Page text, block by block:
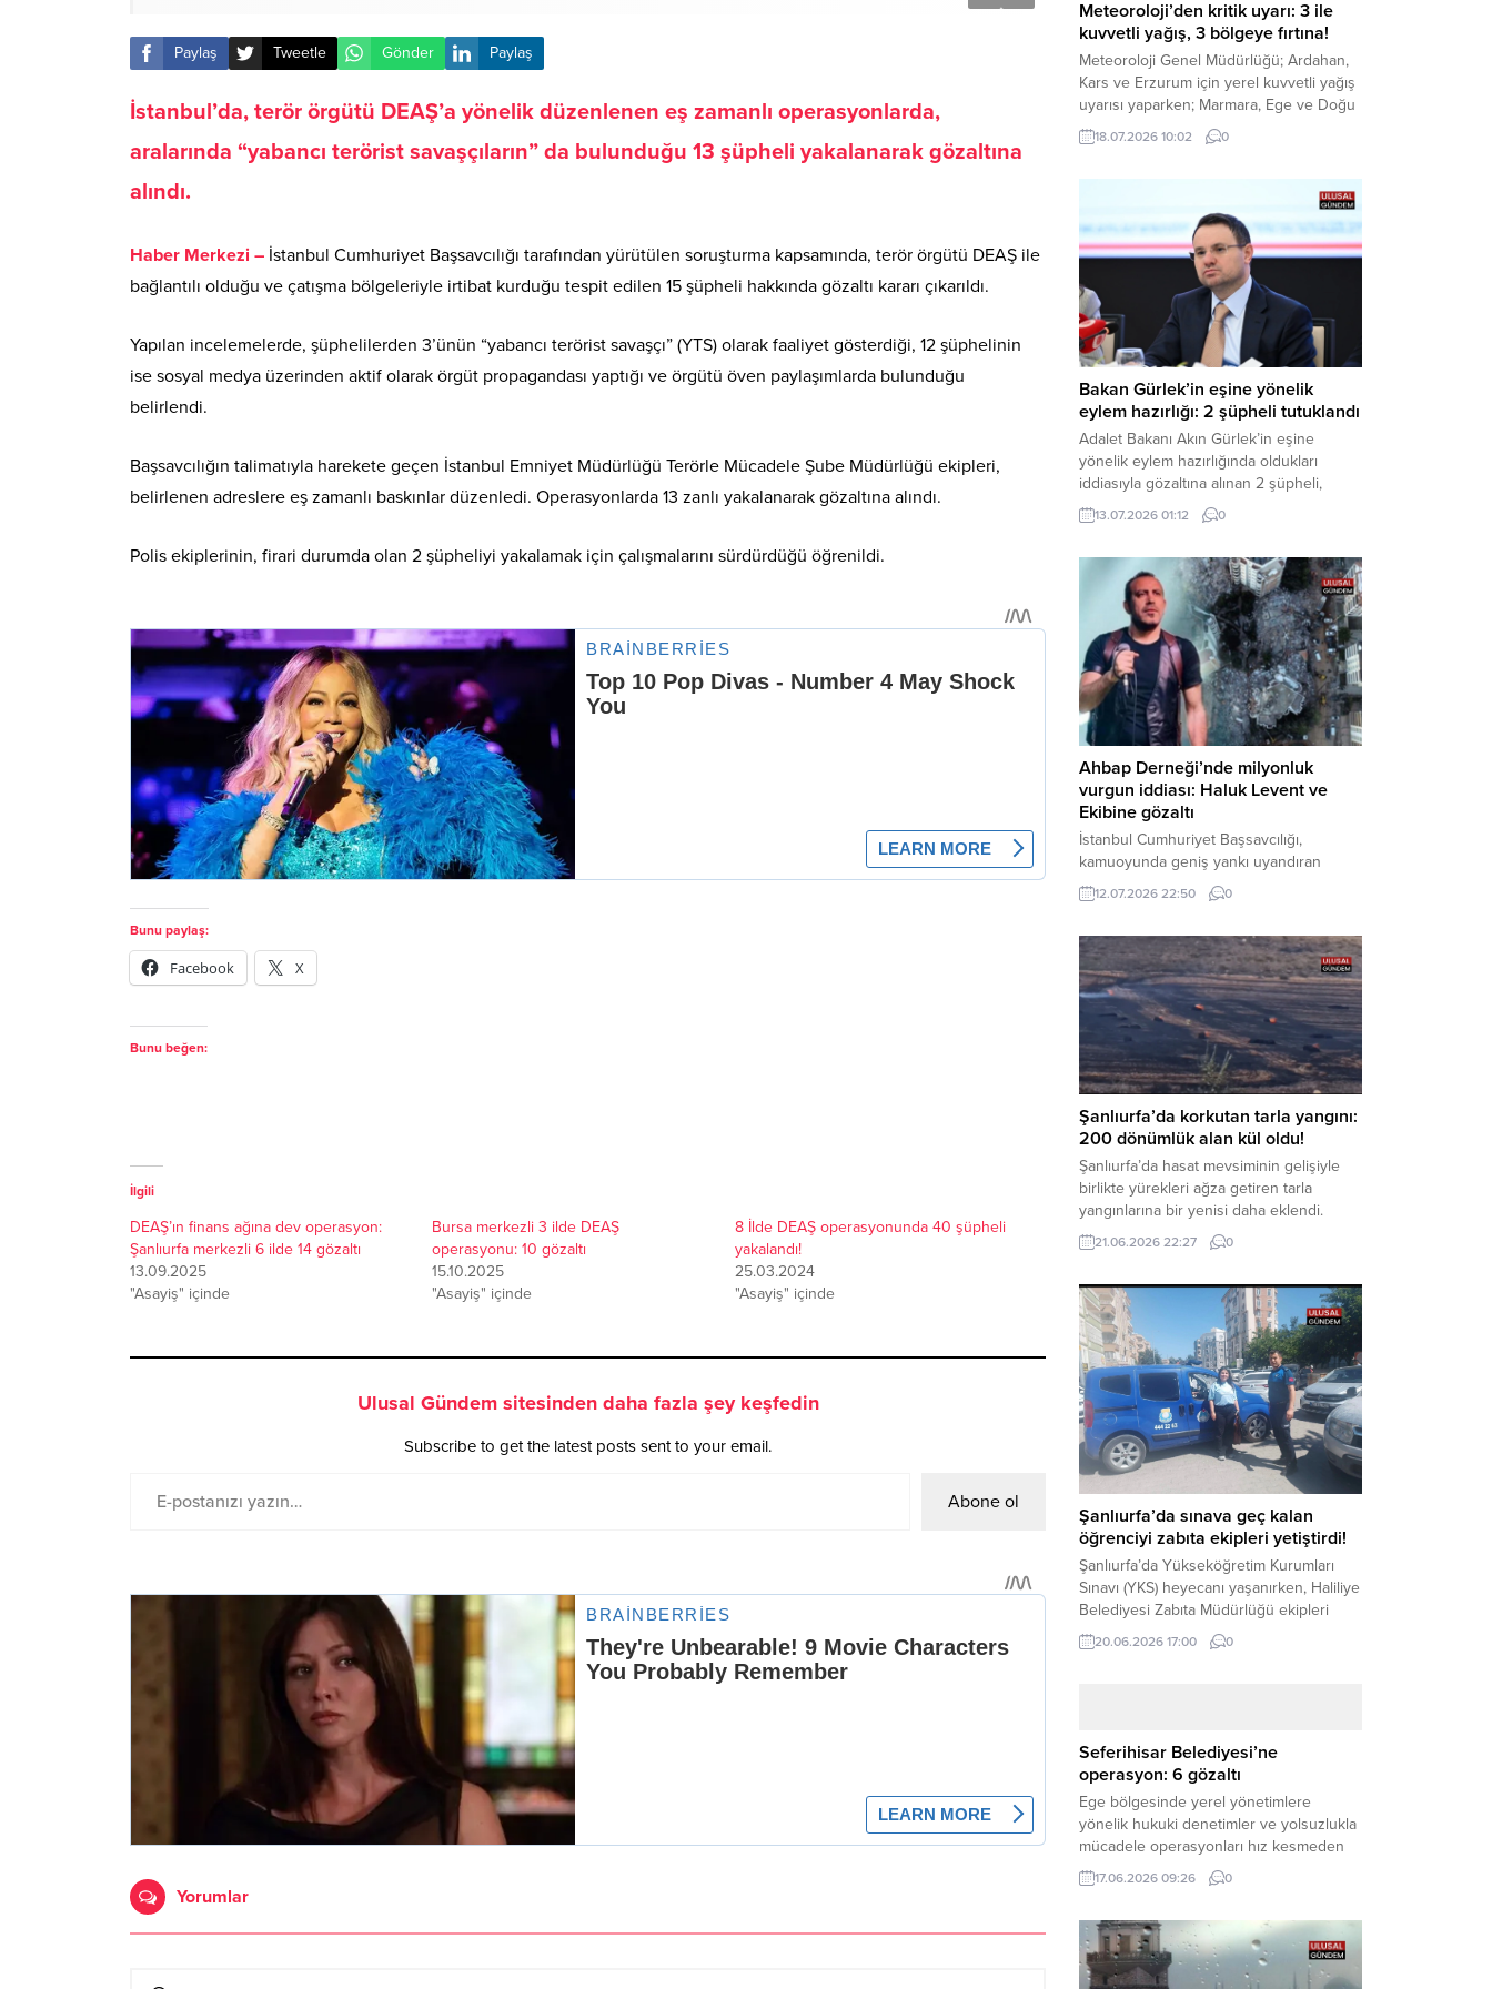
Paylaş Tweetle Gönder Paylaş
İstanbul’da, terör örgütü DEAŞ’a yönelik düzenlenen eş zamanlı operasyonlarda,
aralarında “yabancı terörist savaşçıların” da bulunduğu 13 şüpheli yakalanarak gözaltına
alındı.
Haber Merkezi – İstanbul Cumhuriyet Başsavcılığı tarafından yürütülen soruşturma kapsamında, terör örgütü DEAŞ ile
bağlantılı olduğu ve çatışma bölgeleriyle irtibat kurduğu tespit edilen 15 şüpheli hakkında gözaltı kararı çıkarıldı.
Yapılan incelemelerde, şüphelilerden 3’ünün “yabancı terörist savaşçı” (YTS) olarak faaliyet gösterdiği, 12 şüphelinin
ise sosyal medya üzerinden aktif olarak örgüt propagandası yaptığı ve örgütü öven paylaşımlarda bulunduğu
belirlendi.
Başsavcılığın talimatıyla harekete geçen İstanbul Emniyet Müdürlüğü Terörle Mücadele Şube Müdürlüğü ekipleri,
belirlenen adreslere eş zamanlı baskınlar düzenledi. Operasyonlarda 13 zanlı yakalanarak gözaltına alındı.
Polis ekiplerinin, firari durumda olan 2 şüpheliyi yakalamak için çalışmalarını sürdürdüğü öğrenildi.
Bunu paylaş:
Facebook X
Bunu beğen:
İlgili
DEAŞ’ın finans ağına dev operasyon:
Şanlıurfa merkezli 6 ilde 14 gözaltı
13.09.2025
"Asayiş" içinde
Bursa merkezli 3 ilde DEAŞ
operasyonu: 10 gözaltı
15.10.2025
"Asayiş" içinde
8 İlde DEAŞ operasyonunda 40 şüpheli
yakalandı!
25.03.2024
"Asayiş" içinde
Ulusal Gündem sitesinden daha fazla şey keşfedin
Subscribe to get the latest posts sent to your email.
Abone ol
Yorumlar
Meteoroloji’den kritik uyarı: 3 ile
kuvvetli yağış, 3 bölgeye fırtına!
Meteoroloji Genel Müdürlüğü; Ardahan,
Kars ve Erzurum için yerel kuvvetli yağış
uyarısı yaparken; Marmara, Ege ve Doğu
Anadolu’nun belirli kesimlerinde ise
saatte 60 kilometre hıza ulaşabilecek
tedbirli olmaya çağırdı. Haber Merkezi –
Çevre, Şehircilik ve İklim Değişikliği
Bakanlığı Meteoroloji Genel Müdürlüğü,
ülke genelini kapsayan son hava...
18.07.2026 10:02 0
Bakan Gürlek’in eşine yönelik
eylem hazırlığı: 2 şüpheli tutuklandı
Adalet Bakanı Akın Gürlek’in eşine
yönelik eylem hazırlığında oldukları
iddiasıyla gözaltına alınan 2 şüpheli,
çıkarıldıkları mahkemece tutuklanarak
cezaevine gönderildi. Haber Merkezi –
tarafından yürütülen geniş kapsamlı
soruşturma çerçevesinde gözaltına
alınan şüphelilerin emniyetteki işlemleri
tamamlandı. Güvenlik birimlerindeki
sorgularının ardından yoğun güvenlik
önlemleri altında adliyeye sevk edilen
U.Y. ve...
13.07.2026 01:12 0
Ahbap Derneği’nde milyonluk
vurgun iddiası: Haluk Levent ve
Ekibine gözaltı
İstanbul Cumhuriyet Başsavcılığı,
kamuoyunda geniş yankı uyandıran
Ahbap Derneği’ne yönelik kapsamlı bir
soruşturma başlattığını ve Dernek
şüphelilerin gözaltına alındığını açıkladı.
Yürütülen tahkikatın “Dernekler
Kanunu’na muhalefet”, “suçtan
kaynaklanan mal varlığı değerlerini
aklama” ve “örgüt” suçlamaları
kapsamında derinleştirildiği bildirildi.
Haber Merkezi – Soruşturmanın
odağında, özellikle 6 Şubat...
12.07.2026 22:50 0
Şanlıurfa’da korkutan tarla yangını:
200 dönümlük alan kül oldu!
Şanlıurfa’da hasat mevsiminin gelişiyle
birlikte yürekleri ağza getiren tarla
yangınlarına bir yenisi daha eklendi.
Hilvan ilçesinde çıkan yangında, 50
dönümü biçilmemiş buğday olmak üzere
teslim olarak küle döndü. Haber Merkezi
– Yangın, Şanlıurfa’nın Hilvan ilçesine
bağlı Agilmuz köyünde meydana geldi.
Edinilen bilgilere göre, henüz
belirlenemeyen...
21.06.2026 22:27 0
Şanlıurfa’da sınava geç kalan
öğrenciyi zabıta ekipleri yetiştirdi!
Şanlıurfa’da Yükseköğretim Kurumları
Sınavı (YKS) heyecanı yaşanırken, Haliliye
Belediyesi Zabıta Müdürlüğü ekipleri
geleceğini belirleyecek sınava geç kalma
tehlikesiyle karşı karşıya kalan bir
yolunu tutan binlerce aday arasında,
sınav yerine zamanında ulaşamayan bir
öğrenci büyük bir panik yaşadı....
20.06.2026 17:00 0
Seferihisar Belediyesi’ne
operasyon: 6 gözaltı
Ege bölgesinde yerel yönetimlere
yönelik hukuki denetimler ve yolsuzlukla
mücadele operasyonları hız kesmeden
devam ediyor. İzmir’in turistik ilçelerinden
Seferihisar Belediyesi, sabah saatlerinde
operasyonuyla sarsıldı. Haber Merkezi –
İzmir Cumhuriyet Başsavcılığı
koordinesinde yürütülen geniş kapsamlı
17.06.2026 09:26 0